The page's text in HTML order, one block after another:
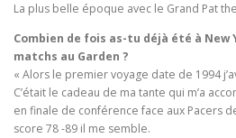
La plus belle époque avec le Grand Pat
Combien de fois as-tu déjà été à New
matchs au Garden ?
« Alors le premier voyage date de 1994
C’était le cadeau de ma tante qui m’a
en finale de conférence face aux Pacers
score 78 -89 il me semble.